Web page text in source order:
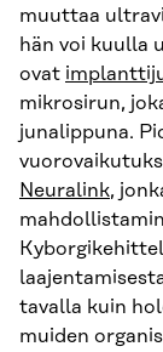
muuttaa
hän voi kuulla
ovat
mikrosirun,
junalippuna.
Neuralink,
tavalla kuin
muiden